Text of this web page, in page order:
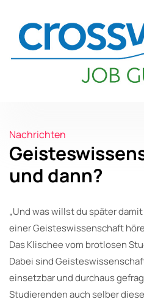
Nachrichten
und dann?
„Und was willst du später
einer Geisteswissenschaft
Das Klischee vom brotlosen
Dabei sind
einsetzbar und durchaus
Studierenden auch selber